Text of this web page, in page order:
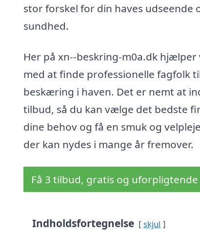
stor forskel for din haves udseende
sundhed.
Her på xn--beskring-m0a.dk hjælper
med at finde professionelle fagfolk
beskæring i haven. Det er nemt at
tilbud, så du kan vælge det bedste
dine behov og få en smuk og
der kan nydes i mange år fremover.
Få 3 tilbud, gratis og uforpligtende
Indholdsfortegnelse skjul